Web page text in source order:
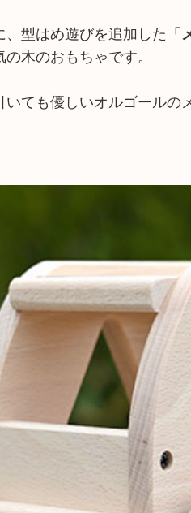
型はめ遊びを追加した「
木のおもちゃです。
ても優しいオルゴールの